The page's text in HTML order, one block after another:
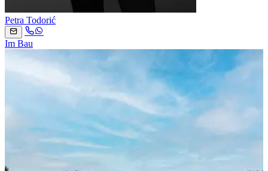
Petra Todorić
Im Bau